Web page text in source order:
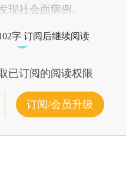
现社会面病例。
字 订阅后继续阅读
已订阅的阅读权限
订阅/会员升级